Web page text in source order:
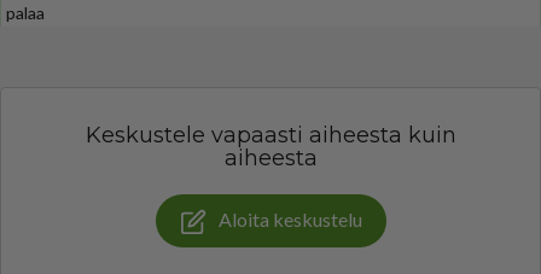
palaa
Keskustele vapaasti aiheesta kuin
aiheesta
Aloita keskustelu